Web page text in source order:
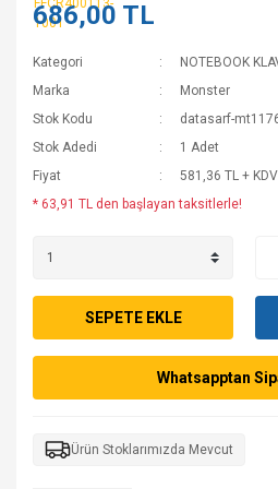
686,00 TL
Kategori
NOTEBOOK
Marka
Monster
Stok Kodu
datasarf-
Stok Adedi
1 Adet
Fiyat
581,36 TL + KDV
* 63,91 TL den başlayan taksitlerle!
SEPETE EKLE
Whatsapptan
Ürün Stoklarımızda Mevcut